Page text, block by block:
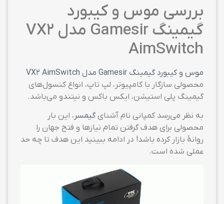
بررسی موس و کیبورد
گیمینگ Gamesir مدل VX2
AimSwitch
موس و کیبورد گیمینگ Gamesir مدل VX2 AimSwitch
محصولی سازگار با کامپیوتر، لپ تاپ، انواع کنسول‌های
گیمینگ پلی استیشن، ایکس باکس و نیتندو می‌باشد.
به نظر می‌رسد کمپانی نام آشنایگیمسر ، این بار
محصولی برای هدف گرفتن تمام نیازها و فتح جهان را
روانهٔ بازار کرده باشد! در ادامه ببینید این هدف تا چه حد
عملی شده است.